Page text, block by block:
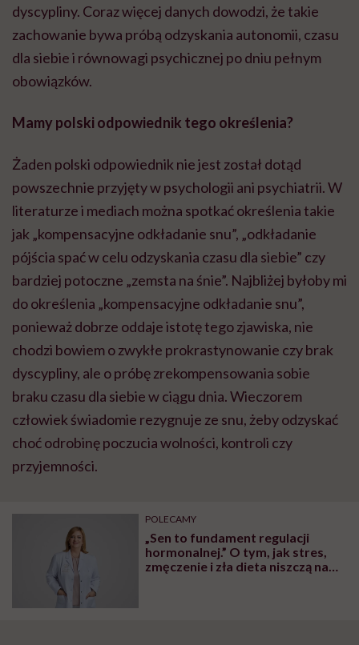
dyscypliny. Coraz więcej danych dowodzi, że takie
zachowanie bywa próbą odzyskania autonomii, czasu
dla siebie i równowagi psychicznej po dniu pełnym
obowiązków.
Mamy polski odpowiednik tego określenia?
Żaden polski odpowiednik nie jest został dotąd
powszechnie przyjęty w psychologii ani psychiatrii. W
literaturze i mediach można spotkać określenia takie
jak „kompensacyjne odkładanie snu”, „odkładanie
pójścia spać w celu odzyskania czasu dla siebie” czy
bardziej potoczne „zemsta na śnie”. Najbliżej byłoby mi
do określenia „kompensacyjne odkładanie snu”,
ponieważ dobrze oddaje istotę tego zjawiska, nie
chodzi bowiem o zwykłe prokrastynowanie czy brak
dyscypliny, ale o próbę zrekompensowania sobie
braku czasu dla siebie w ciągu dnia. Wieczorem
człowiek świadomie rezygnuje ze snu, żeby odzyskać
choć odrobinę poczucia wolności, kontroli czy
przyjemności.
POLECAMY
„Sen to fundament regulacji
hormonalnej.” O tym, jak stres,
zmęczenie i zła dieta niszczą nam